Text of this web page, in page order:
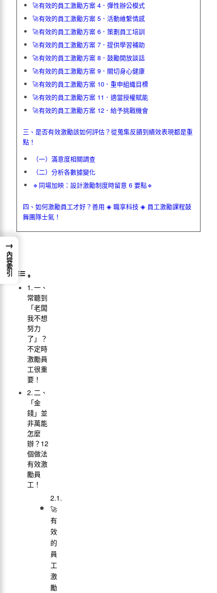
🚀有效的員工激勵方案 4．彈性辦公模式
🚀有效的員工激勵方案 5．活動維繫情感
🚀有效的員工激勵方案 6．策劃員工培訓
🚀有效的員工激勵方案 7．提供學習補助
🚀有效的員工激勵方案 8．鼓勵開放談話
🚀有效的員工激勵方案 9．關切身心健康
🚀有效的員工激勵方案 10．重申組織目標
🚀有效的員工激勵方案 11．適當授權賦能
🚀有效的員工激勵方案 12．給予挑戰機會
三、是否有效激勵該如何評估？從蒐集反饋到績效表現都是重
點！
（一）滿意度相關調查
（二）分析各數據變化
🔹同場加映：設計激勵制度時留意 6 要點🔹
四、 如何激勵員工才好？善用 ◈ 職享科技 ◈ 員工激勵課程鼓
舞團隊士氣！
一、
常聽到
「老闆
我不想
努力
了」？
不定時
激勵員
工很重
要！
二、
「金
錢」並
非萬能
怎麼
辦？12
個做法
有效激
勵員
工！
🚀
有
效
的
員
工
激
勵
→
內容索引